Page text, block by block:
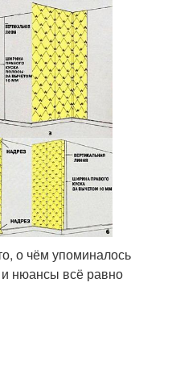
о чём упоминалось
нюансы всё равно